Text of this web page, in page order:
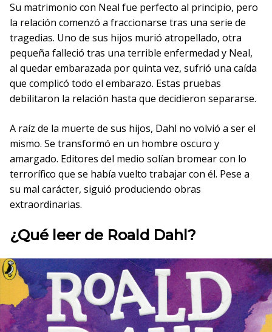
Su matrimonio con Neal fue perfecto al principio, pero
la relación comenzó a fraccionarse tras una serie de
tragedias. Uno de sus hijos murió atropellado, otra
pequeña falleció tras una terrible enfermedad y Neal,
al quedar embarazada por quinta vez, sufrió una caída
que complicó todo el embarazo. Estas pruebas
debilitaron la relación hasta que decidieron separarse.
A raíz de la muerte de sus hijos, Dahl no volvió a ser el
mismo. Se transformó en un hombre oscuro y
amargado. Editores del medio solían bromear con lo
terrorífico que se había vuelto trabajar con él. Pese a
su mal carácter, siguió produciendo obras
extraordinarias.
¿Qué leer de Roald Dahl?